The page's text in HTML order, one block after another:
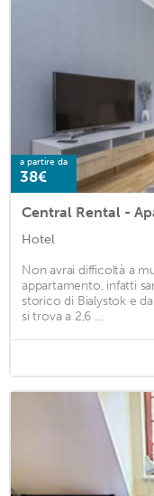
a partire da
38€
Central Rental -
Hotel
Non avrai difficoltà a
appartamento, infatti
storico di Bialystok e
si trova a 2,6 ...